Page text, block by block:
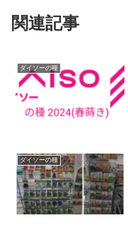
関連記事
ダイソーの種
ダイソーの種